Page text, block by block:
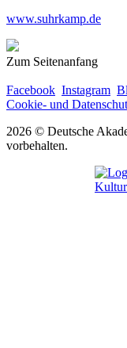
www.suhrkamp.de
Zum Seitenanfang
Facebook Instagram
Cookie- und
2026 © Deutsche
vorbehalten.